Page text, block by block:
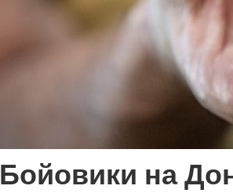
Бойовики на